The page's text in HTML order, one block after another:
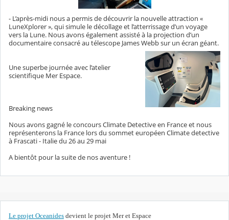
- L’après-midi nous a permis de découvrir la nouvelle attraction «
LuneXplorer », qui simule le décollage et l’atterrissage d’un voyage
vers la Lune. Nous avons également assisté à la projection d’un
documentaire consacré au télescope James Webb sur un écran géant.
Une superbe journée avec l’atelier
scientifique Mer Espace.
Breaking news
Nous avons gagné le concours Climate Detective en France et nous
représenterons la France lors du sommet européen Climate detective
à Frascati - Italie du 26 au 29 mai
A bientôt pour la suite de nos aventure !
Le projet Oceanides devient le projet Mer et Espace